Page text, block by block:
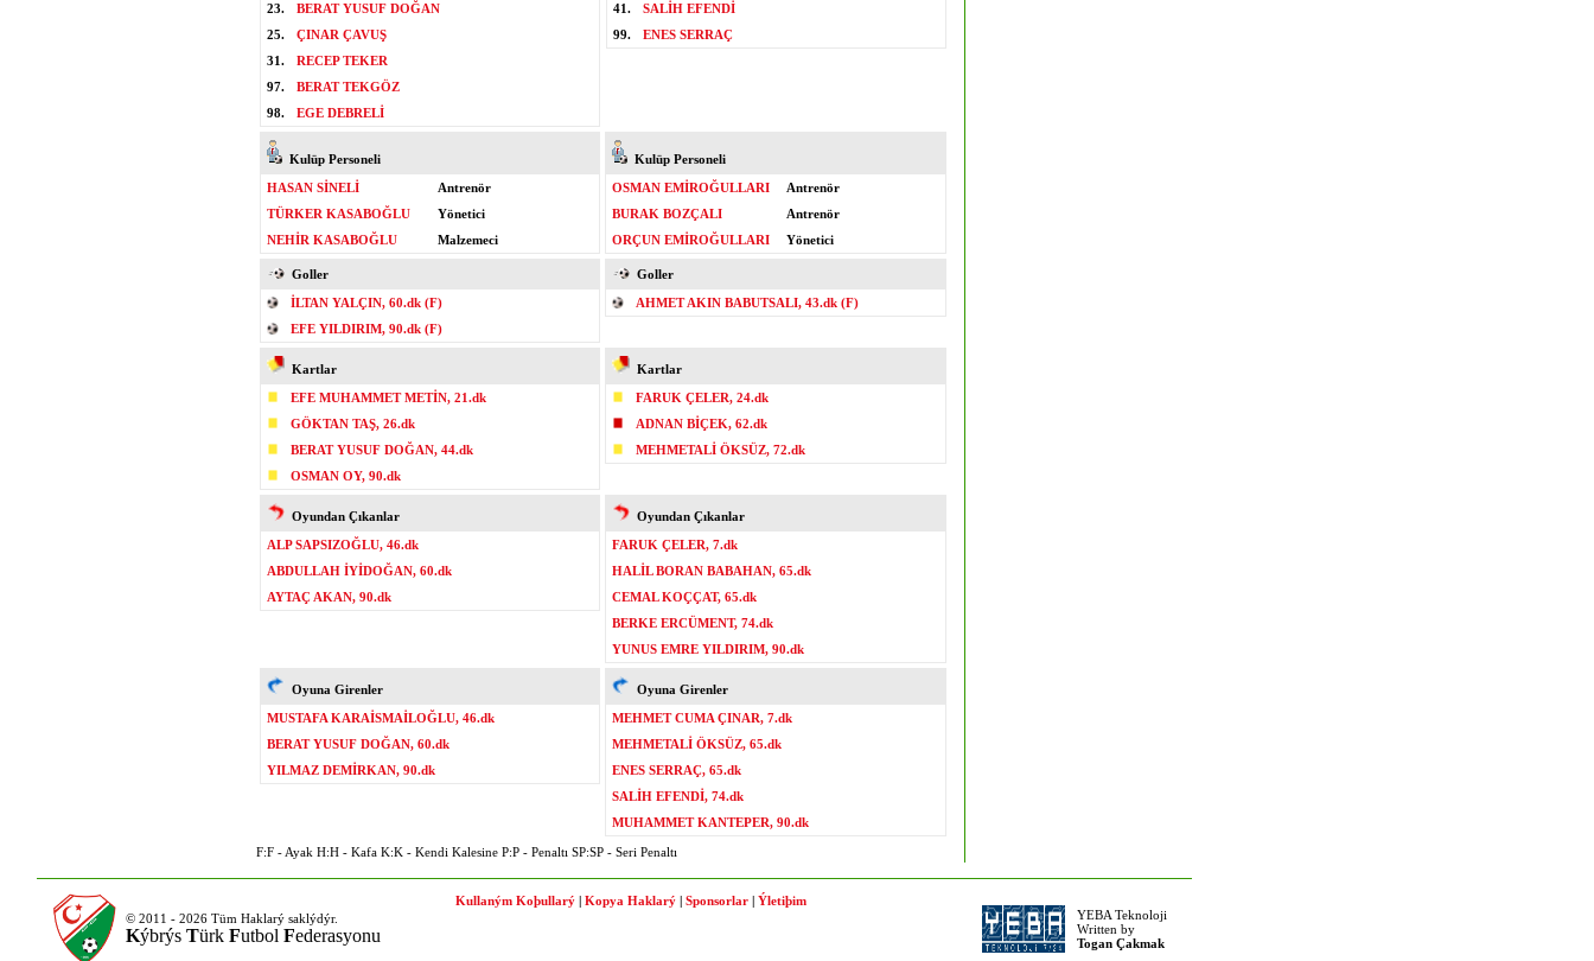
23.
BERAT YUSUF DOĞAN
25.
ÇINAR ÇAVUŞ
31.
RECEP TEKER
97.
BERAT TEKGÖZ
98.
EGE DEBRELİ
41.
SALİH EFENDİ
99.
ENES SERRAÇ
Kulüp Personeli
HASAN SİNELİ
Antrenör
TÜRKER KASABOĞLU
Yönetici
NEHİR KASABOĞLU
Malzemeci
Kulüp Personeli
OSMAN EMİROĞULLARI
Antrenör
BURAK BOZÇALI
Antrenör
ORÇUN EMİROĞULLARI
Yönetici
Goller
İLTAN YALÇIN, 60.dk (F)
EFE YILDIRIM, 90.dk (F)
Goller
AHMET AKIN BABUTSALI, 43.dk (F)
Kartlar
EFE MUHAMMET METİN, 21.dk
GÖKTAN TAŞ, 26.dk
BERAT YUSUF DOĞAN, 44.dk
OSMAN OY, 90.dk
Kartlar
FARUK ÇELER, 24.dk
ADNAN BİÇEK, 62.dk
MEHMETALİ ÖKSÜZ, 72.dk
Oyundan Çıkanlar
ALP SAPSIZOĞLU, 46.dk
ABDULLAH İYİDOĞAN, 60.dk
AYTAÇ AKAN, 90.dk
Oyundan Çıkanlar
FARUK ÇELER, 7.dk
HALİL BORAN BABAHAN, 65.dk
CEMAL KOÇÇAT, 65.dk
BERKE ERCÜMENT, 74.dk
YUNUS EMRE YILDIRIM, 90.dk
Oyuna Girenler
MUSTAFA KARAİSMAİLOĞLU, 46.dk
BERAT YUSUF DOĞAN, 60.dk
YILMAZ DEMİRKAN, 90.dk
Oyuna Girenler
MEHMET CUMA ÇINAR, 7.dk
MEHMETALİ ÖKSÜZ, 65.dk
ENES SERRAÇ, 65.dk
SALİH EFENDİ, 74.dk
MUHAMMET KANTEPER, 90.dk
F:F - Ayak H:H - Kafa K:K - Kendi Kalesine P:P - Penaltı SP:SP - Seri Penaltı
© 2011 - 2026 Tüm Haklarý saklýdýr.
Kýbrýs Türk Futbol Federasyonu
Kullaným Koþullarý | Kopya Haklarý | Sponsorlar | Ýletiþim
YEBA Teknoloji
Written by
Togan Çakmak